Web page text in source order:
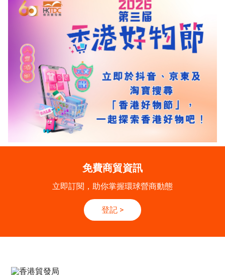
免費商貿資訊
立即訂閱，助你掌握環球營商動態
登記 >